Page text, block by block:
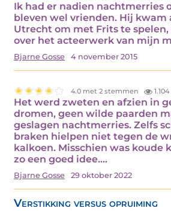
Ik had er nadien nachtmerries
bleven wel vrienden. Hij kwam
Utrecht om met Frits te
over het acteerwerk van mijn
Bjarne Gosse 4 november 2015
4.0 met 2 stemmen 1.104
Het werd zweten en afzien in
dromen, geen wilde paarden
geslagen nachtmerries. Zelfs
braken hielpen niet tegen de
kalkoen. Misschien was koude
zo een goed idee.…
Bjarne Gosse 29 oktober 2022
Verstikking versus opruiming